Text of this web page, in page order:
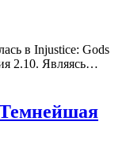
в Injustice: Gods
2.10. Являясь…